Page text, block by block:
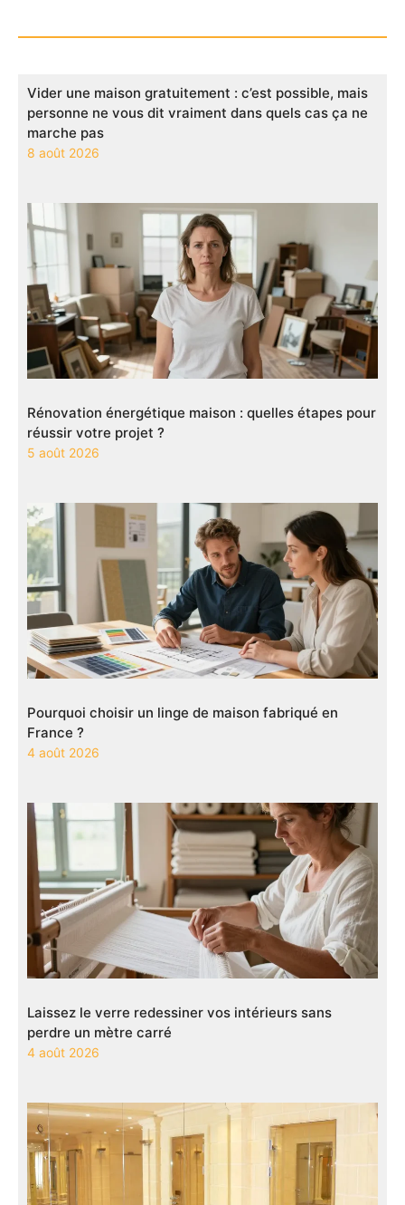
Vider une maison gratuitement : c’est possible, mais
personne ne vous dit vraiment dans quels cas ça ne
marche pas
8 août 2026
Rénovation énergétique maison : quelles étapes pour
réussir votre projet ?
5 août 2026
Pourquoi choisir un linge de maison fabriqué en
France ?
4 août 2026
Laissez le verre redessiner vos intérieurs sans
perdre un mètre carré
4 août 2026